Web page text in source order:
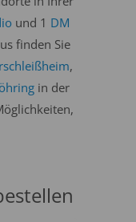
und 1 DM
finden Sie
,
in der